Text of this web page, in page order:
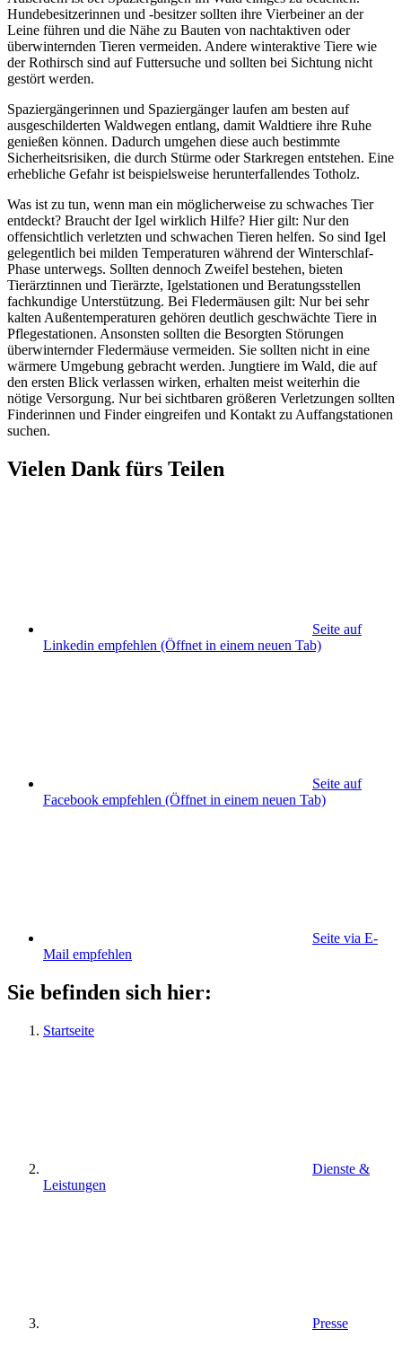
Hundebesitzerinnen und -besitzer sollten ihre Vierbeiner an der
Leine führen und die Nähe zu Bauten von nachtaktiven oder
überwinternden Tieren vermeiden. Andere winteraktive Tiere wie
der Rothirsch sind auf Futtersuche und sollten bei Sichtung nicht
gestört werden.
Spaziergängerinnen und Spaziergänger laufen am besten auf
ausgeschilderten Waldwegen entlang, damit Waldtiere ihre Ruhe
genießen können. Dadurch umgehen diese auch bestimmte
Sicherheitsrisiken, die durch Stürme oder Starkregen entstehen. Eine
erhebliche Gefahr ist beispielsweise herunterfallendes Totholz.
Was ist zu tun, wenn man ein möglicherweise zu schwaches Tier
entdeckt? Braucht der Igel wirklich Hilfe? Hier gilt: Nur den
offensichtlich verletzten und schwachen Tieren helfen. So sind Igel
gelegentlich bei milden Temperaturen während der Winterschlaf-
Phase unterwegs. Sollten dennoch Zweifel bestehen, bieten
Tierärztinnen und Tierärzte, Igelstationen und Beratungsstellen
fachkundige Unterstützung. Bei Fledermäusen gilt: Nur bei sehr
kalten Außentemperaturen gehören deutlich geschwächte Tiere in
Pflegestationen. Ansonsten sollten die Besorgten Störungen
überwinternder Fledermäuse vermeiden. Sie sollten nicht in eine
wärmere Umgebung gebracht werden. Jungtiere im Wald, die auf
den ersten Blick verlassen wirken, erhalten meist weiterhin die
nötige Versorgung. Nur bei sichtbaren größeren Verletzungen sollten
Finderinnen und Finder eingreifen und Kontakt zu Auffangstationen
suchen.
Vielen Dank fürs Teilen
Seite auf
Linkedin empfehlen (Öffnet in einem neuen Tab)
Seite auf
Facebook empfehlen (Öffnet in einem neuen Tab)
Seite via E-
Mail empfehlen
Sie befinden sich hier:
Startseite
Dienste &
Leistungen
Presse